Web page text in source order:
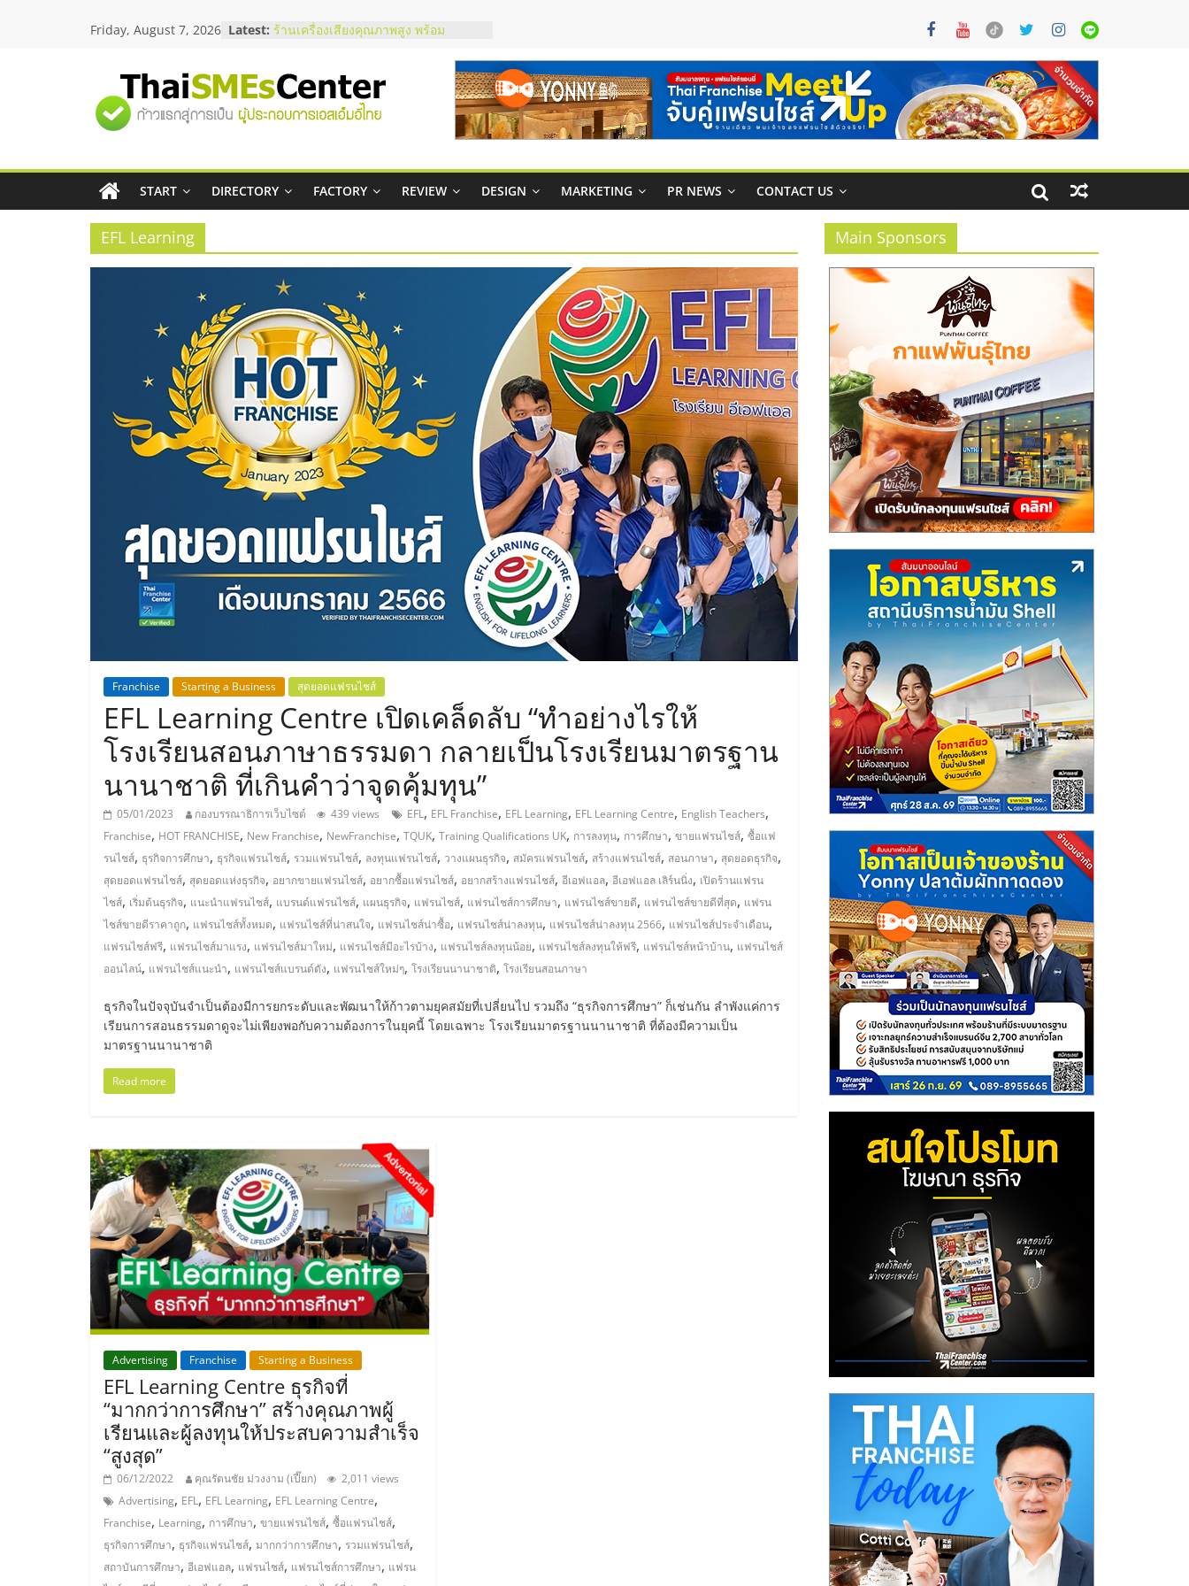
Friday, August 7, 2026 Latest: สัมมนาลงทุน แฟรนไชส์ยอนนี่
ร้านเครื่องเสียงคุณภาพสูง พร้อม
โซลูชันระบบภาพและเสียง
บริษัท Cybersecurity ในไทยที่ไหนดี?
วิธีเลือกผู้ให้บริการให้คุ้มค่าและตอบ
อยากหาเงินทุน เพิ่มสภาพคล่องให้ธุรกิจ
เริ่มยังไงให้ผ่านฉลุย
สัมมนาออนไลน์ โอกาสบริหารสถานี
"ศูนย์
รวม
ข้อมูล
ธุรกิจ
SME
ประเทศไทย,
ThaiSMEsCenter,
ธุรกิจ
ส
เอ็
มอี
ไทย,
SMEs,
แฟ
รน
ไชส์,
ที่
ปรึกษา
แฟ
รน
ไชส์,
รวม
แฟ
รน
ไชส์
ขาย
แฟ
START DIRECTORY FACTORY REVIEW DESIGN MARKETING PR NEWS CONTACT US
EFL Learning
Franchise Starting a Business สุดยอดแฟรนไชส์
EFL Learning Centre เปิดเคล็ดลับ “ทำอย่างไรให้
โรงเรียนสอนภาษาธรรมดา กลายเป็นโรงเรียนมาตรฐาน
นานาชาติ ที่เกินคำว่าจุดคุ้มทุน”
05/01/2023 กองบรรณาธิการเว็บไซต์ 439 views EFL, EFL Franchise, EFL Learning, EFL Learning Centre, English Teachers,
Franchise, HOT FRANCHISE, New Franchise, NewFranchise, TQUK, Training Qualifications UK, การลงทุน, การศึกษา, ขายแฟรนไชส์, ซื้อแฟ
รนไชส์, ธุรกิจการศึกษา, ธุรกิจแฟรนไชส์, รวมแฟรนไชส์, ลงทุนแฟรนไชส์, วางแผนธุรกิจ, สมัครแฟรนไชส์, สร้างแฟรนไชส์, สอนภาษา, สุดยอดธุรกิจ,
สุดยอดแฟรนไชส์, สุดยอดแห่งธุรกิจ, อยากขายแฟรนไชส์, อยากซื้อแฟรนไชส์, อยากสร้างแฟรนไชส์, อีเอฟแอล, อีเอฟแอล เลิร์นนิ่ง, เปิดร้านแฟรน
ไชส์, เริ่มต้นธุรกิจ, แนะนำแฟรนไชส์, แบรนด์แฟรนไชส์, แผนธุรกิจ, แฟรนไชส์, แฟรนไชส์การศึกษา, แฟรนไชส์ขายดี, แฟรนไชส์ขายดีที่สุด, แฟรน
ไชส์ขายดีราคาถูก, แฟรนไชส์ทั้งหมด, แฟรนไชส์ที่น่าสนใจ, แฟรนไชส์น่าซื้อ, แฟรนไชส์น่าลงทุน, แฟรนไชส์น่าลงทุน 2566, แฟรนไชส์ประจำเดือน,
แฟรนไชส์ฟรี, แฟรนไชส์มาแรง, แฟรนไชส์มาใหม่, แฟรนไชส์มีอะไรบ้าง, แฟรนไชส์ลงทุนน้อย, แฟรนไชส์ลงทุนให้ฟรี, แฟรนไชส์หน้าบ้าน, แฟรนไชส์
ออนไลน์, แฟรนไชส์แนะนำ, แฟรนไชส์แบรนด์ดัง, แฟรนไชส์ใหม่ๆ, โรงเรียนนานาชาติ, โรงเรียนสอนภาษา
ธุรกิจในปัจจุบันจำเป็นต้องมีการยกระดับและพัฒนาให้ก้าวตามยุคสมัยที่เปลี่ยนไป รวมถึง “ธุรกิจการศึกษา” ก็เช่นกัน ลำพังแค่การ
เรียนการสอนธรรมดาดูจะไม่เพียงพอกับความต้องการในยุคนี้ โดยเฉพาะ โรงเรียนมาตรฐานนานาชาติ ที่ต้องมีความเป็น
มาตรฐานนานาชาติ
Read more
Advertising Franchise Starting a Business
EFL Learning Centre ธุรกิจที่
“มากกว่าการศึกษา” สร้างคุณภาพผู้
เรียนและผู้ลงทุนให้ประสบความสำเร็จ
“สูงสุด”
06/12/2022 คุณรัตนชัย ม่วงงาม (เปี๊ยก)
2,011 views
Advertising, EFL, EFL Learning, EFL Learning Centre,
Franchise, Learning, การศึกษา, ขายแฟรนไชส์, ซื้อแฟรนไชส์,
ธุรกิจการศึกษา, ธุรกิจแฟรนไชส์, มากกว่าการศึกษา, รวมแฟรนไชส์,
สถาบันการศึกษา, อีเอฟแอล, แฟรนไชส์, แฟรนไชส์การศึกษา, แฟรน
Main Sponsors